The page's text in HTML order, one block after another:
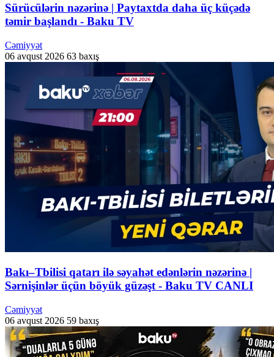
Sürücülərin nəzərinə | Paytaxtda daha üç küçədə
təmir başlandı - Baku TV
Cəmiyyət
06 avqust 2026 63 baxış
Bakı–Tbilisi qatarı ilə səyahət edənlərin nəzərinə |
Sərnişinlər üçün böyük güzəşt - Baku TV CANLI
Cəmiyyət
06 avqust 2026 59 baxış